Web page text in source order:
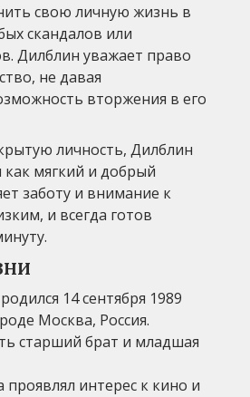
свою личную жизнь в
скандалов или
Дилблин уважает право
не давая
вторжения в его
личность, Дилблин
как мягкий и добрый
заботу и внимание к
и всегда готов
14 сентября 1989
Москва, Россия.
старший брат и младшая
проявлял интерес к кино и